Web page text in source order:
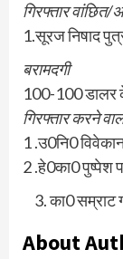
गिरफ्तार वांछित/
1.सूरज निषाद
बरामदगी
100-100 डालर
गिरफ्तार करने
1 .उ0नि0
2 .हे0का0 पुष्पेश
का0 सम्राट
About